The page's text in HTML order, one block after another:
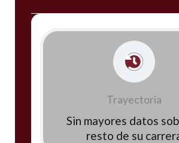
Trayectoria
Sin mayores datos
resto de su